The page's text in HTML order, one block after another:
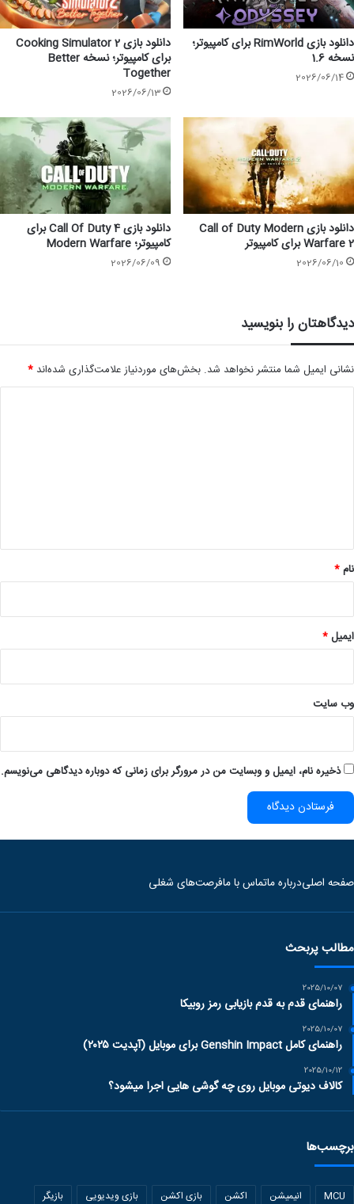
دانلود بازی RimWorld برای کامپیوتر؛
نسخه 1.6
2026/06/14
دانلود بازی Cooking Simulator 2
برای کامپیوتر؛ نسخه Better
Together
2026/06/13
دانلود بازی Call of Duty Modern
Warfare 2 برای کامپیوتر
2026/06/10
دانلود بازی Call Of Duty 4 برای
کامپیوتر؛ Modern Warfare
2026/06/09
دیدگاهتان را بنویسید
نشانی ایمیل شما منتشر نخواهد شد. بخش‌های موردنیاز علامت‌گذاری شده‌اند *
نام*
ایمیل*
وب‌ سایت
ذخیره نام، ایمیل و وبسایت من در مرورگر برای زمانی که دوباره دیدگاهی می‌نویسم.
صفحه اصلیدرباره ماتماس با مافرصت‌های شغلی
مطالب پربحث
2025/10/07
راهنمای قدم به قدم بازیابی رمز روبیکا
2025/10/07
راهنمای کامل Genshin Impact برای موبایل (آپدیت ۲۰۲۵)
2025/10/12
کالاف دیوتی موبایل روی چه گوشی هایی اجرا میشود؟
برچسب‌ها
MCU انیمیشن اکشن بازی اکشن بازی ویدیویی بازیگر